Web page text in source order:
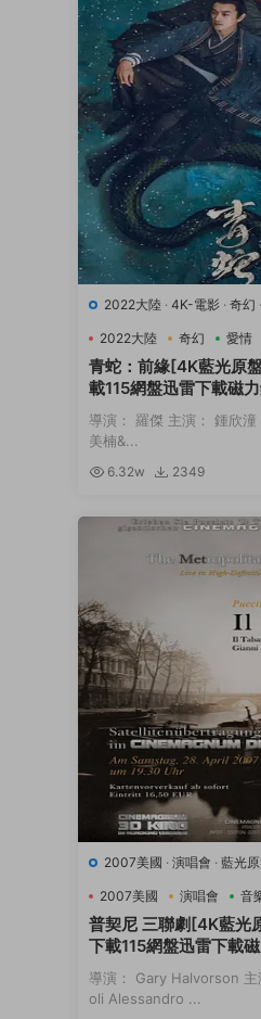
2022大陸 · 4K-電影 · 奇幻 ·
2022大陸 奇幻 愛情
青蛇：前緣[4K藍光原
載115網盤迅雷下載磁
導演： 羅傑 主演： 鍾欣
美楠&...
6.32w 2349
2007美國 · 演唱會 · 藍光
2007美國
演唱會 音
普契尼 三聯劇[4K藍光
下載115網盤迅雷下載
導演： Gary Halvorson
oli Alessandro ...